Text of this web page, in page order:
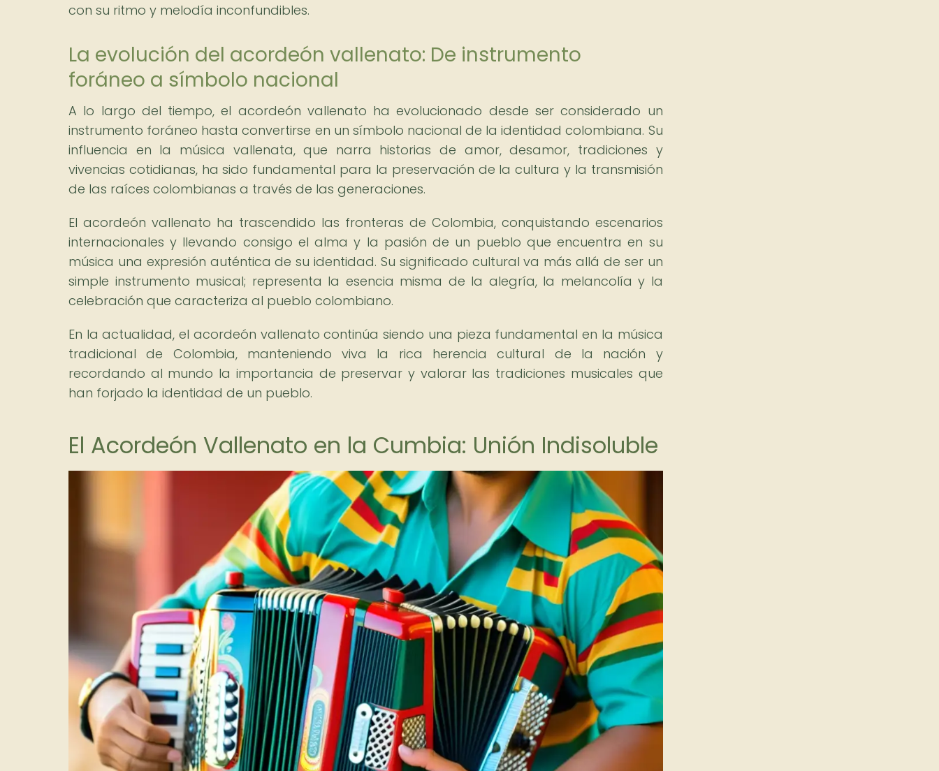
con su ritmo y melodía inconfundibles.
La evolución del acordeón vallenato: De instrumento
foráneo a símbolo nacional
A lo largo del tiempo, el acordeón vallenato ha evolucionado desde ser considerado un
instrumento foráneo hasta convertirse en un símbolo nacional de la identidad colombiana. Su
influencia en la música vallenata, que narra historias de amor, desamor, tradiciones y
vivencias cotidianas, ha sido fundamental para la preservación de la cultura y la transmisión
de las raíces colombianas a través de las generaciones.
El acordeón vallenato ha trascendido las fronteras de Colombia, conquistando escenarios
internacionales y llevando consigo el alma y la pasión de un pueblo que encuentra en su
música una expresión auténtica de su identidad. Su significado cultural va más allá de ser un
simple instrumento musical; representa la esencia misma de la alegría, la melancolía y la
celebración que caracteriza al pueblo colombiano.
En la actualidad, el acordeón vallenato continúa siendo una pieza fundamental en la música
tradicional de Colombia, manteniendo viva la rica herencia cultural de la nación y
recordando al mundo la importancia de preservar y valorar las tradiciones musicales que
han forjado la identidad de un pueblo.
El Acordeón Vallenato en la Cumbia: Unión Indisoluble